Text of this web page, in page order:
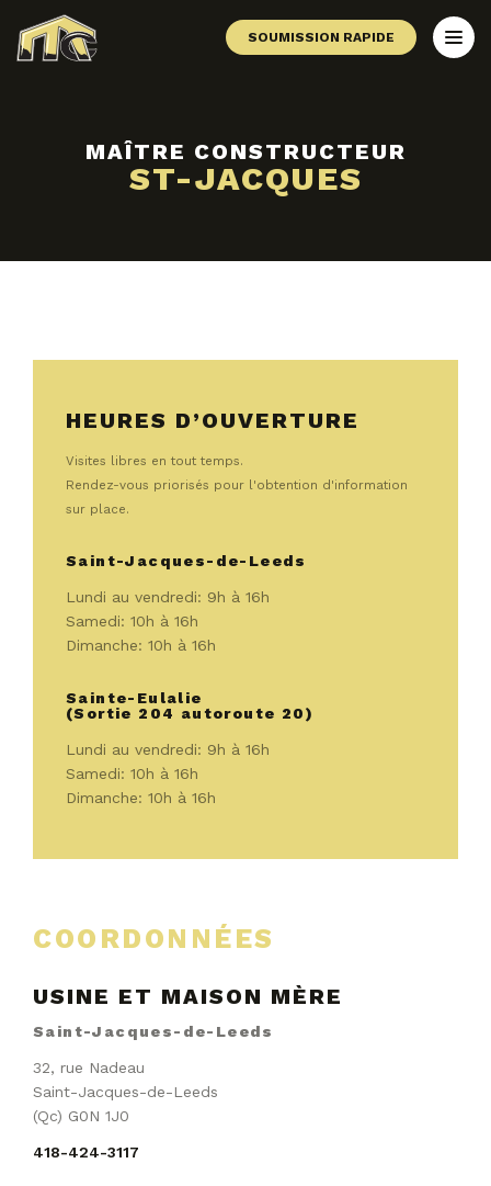
SOUMISSION RAPIDE
MAÎTRE CONSTRUCTEUR
ST-JACQUES
HEURES D’OUVERTURE
Visites libres en tout temps.
Rendez-vous priorisés pour l'obtention d'information
sur place.
Saint-Jacques-de-Leeds
Lundi au vendredi: 9h à 16h
Samedi: 10h à 16h
Dimanche: 10h à 16h
Sainte-Eulalie
(Sortie 204 autoroute 20)
Lundi au vendredi: 9h à 16h
Samedi: 10h à 16h
Dimanche: 10h à 16h
COORDONNÉES
USINE ET MAISON MÈRE
Saint-Jacques-de-Leeds
32, rue Nadeau
Saint-Jacques-de-Leeds
(Qc) G0N 1J0
418-424-3117